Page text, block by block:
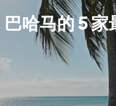
巴哈马的 5